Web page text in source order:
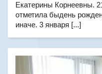
Екатерины Корнеевны.
отметила быдень
иначе. 3 января [...]